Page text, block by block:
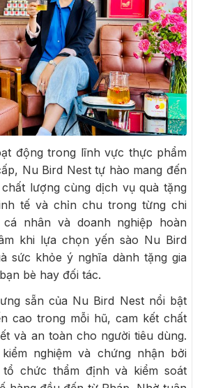
động trong lĩnh vực thực phẩm
Nu Bird Nest tự hào mang đến
lượng cùng dịch vụ quà tặng
tế và chỉn chu trong từng chi
nhân và doanh nghiệp hoàn
khi lựa chọn yến sào Nu Bird
sức khỏe ý nghĩa dành tặng gia
bè hay đối tác.
sẵn của Nu Bird Nest nổi bật
cao trong mỗi hũ, cam kết chất
và an toàn cho người tiêu dùng.
nghiệm và chứng nhận bởi
tổ chức thẩm định và kiểm soát